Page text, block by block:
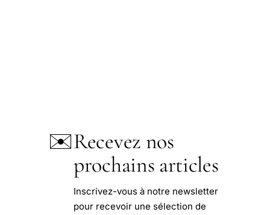
✉️Recevez nos
prochains articles
Inscrivez-vous à notre newsletter
pour recevoir une sélection de